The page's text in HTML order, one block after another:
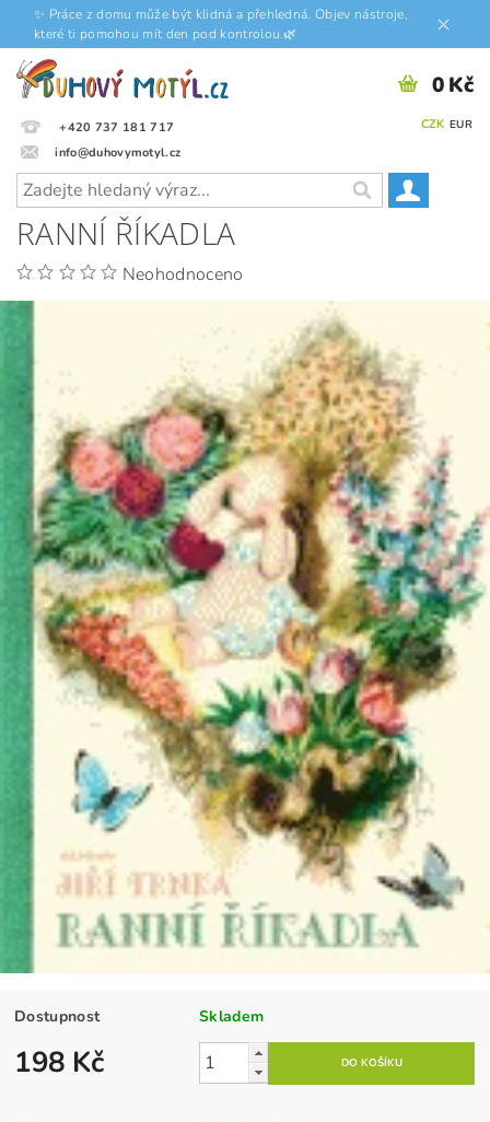
✨ Práce z domu může být klidná a přehledná. Objev nástroje,
které ti pomohou mít den pod kontrolou.🌿
+420 737 181 717
info@duhovymotyl.cz
CZK EUR
0 Kč
RANNÍ ŘÍKADLA
Neohodnoceno
Dostupnost Skladem
198 Kč